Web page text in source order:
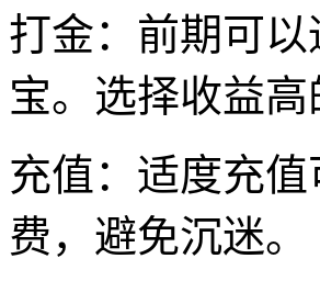
打金：前期可
宝。选择收益
充值：适度充
费，避免沉迷。